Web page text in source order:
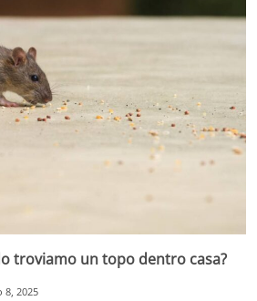
troviamo un topo dentro casa?
8, 2025